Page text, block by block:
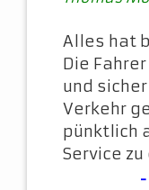
Alles hat
Die
und
Verkehr
pünktlich
Service